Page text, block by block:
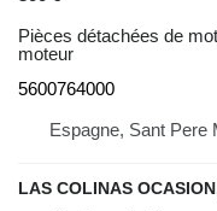
Pièces détachées de
moteur
5600764000
Espagne, Sant Pere
LAS COLINAS